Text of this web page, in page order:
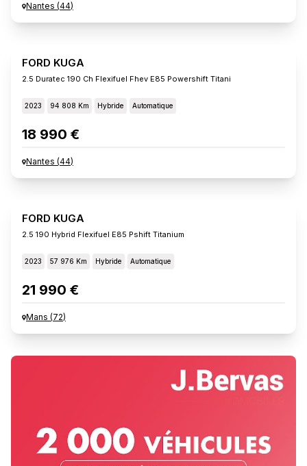
Nantes (44)
FORD KUGA
2.5 Duratec 190 Ch Flexifuel Fhev E85 Powershift Titani
2023 94 808 Km Hybride Automatique
18 990 €
Nantes (44)
FORD KUGA
2.5 190 Hybrid Flexifuel E85 Pshift Titanium
2023 57 976 Km Hybride Automatique
21 990 €
Mans (72)